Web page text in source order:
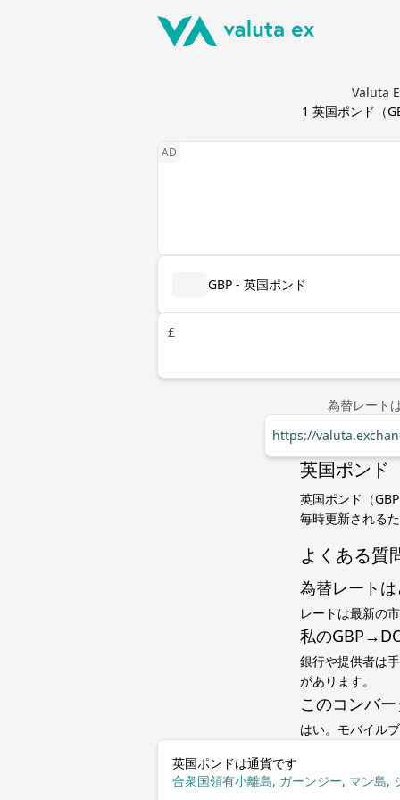
Valuta
1 英国ポンド （
GBP - 英国ポンド
£
為替レート
https://
英国ポンド
英国ポンド（
毎時更新される
よくある質
為替レート
レートは最新の
私の
銀行や提供者は
があります。
このコンバ
はい。モバイル
英国ポンドは通貨です
合衆国領有小離島, ガーンジー, マン島,